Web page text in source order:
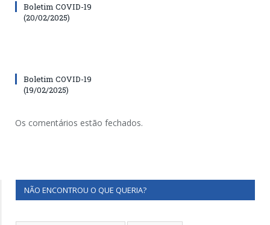
Boletim COVID-19
(20/02/2025)
Boletim COVID-19
(19/02/2025)
Os comentários estão fechados.
NÃO ENCONTROU O QUE QUERIA?